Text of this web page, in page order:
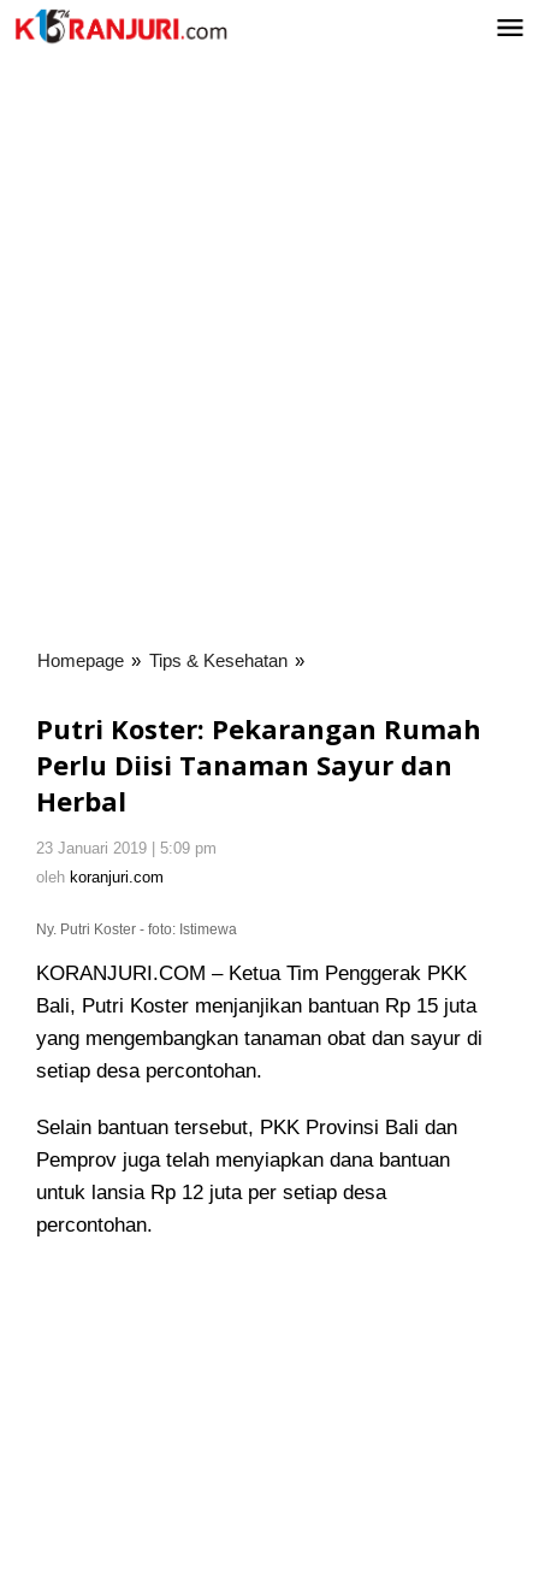
Lewati
ke
Homepage » Tips & Kesehatan »
Rumah
Perlu
Putri Koster: Pekarangan Rumah
Perlu Diisi Tanaman Sayur dan
Herbal
23 Januari 2019 | 5:09 pm
oleh koranjuri.com
Ny. Putri Koster - foto: Istimewa
KORANJURI.COM – Ketua Tim Penggerak PKK
Bali, Putri Koster menjanjikan bantuan Rp 15 juta
yang mengembangkan tanaman obat dan sayur di
setiap desa percontohan.
Selain bantuan tersebut, PKK Provinsi Bali dan
Pemprov juga telah menyiapkan dana bantuan
untuk lansia Rp 12 juta per setiap desa
percontohan.